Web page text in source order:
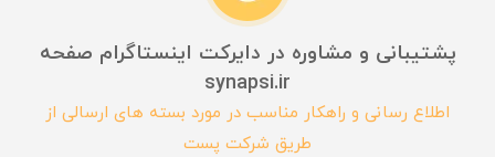
پشتیبانی و مشاوره در دایرکت اینستاگرام صفحه
synapsi.ir
اطلاع رسانی و راهکار مناسب در مورد بسته های ارسالی از
طریق شرکت پست